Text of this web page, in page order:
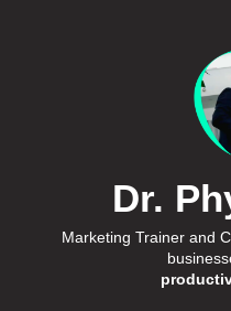
Dr.
Marketing Trainer and